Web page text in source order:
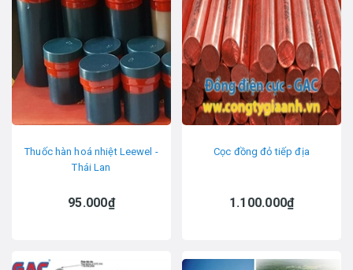
Thuốc hàn hoá nhiệt Leewel -
Thái Lan
95.000₫
Cọc đồng đỏ tiếp địa
1.100.000₫